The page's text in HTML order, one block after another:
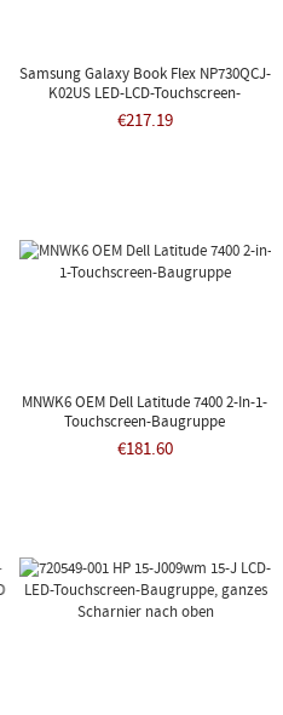
Samsung Galaxy Book Flex NP730QCJ-
K02US LED-LCD-Touchscreen-
Baugruppe FHD
€217.19
MNWK6 OEM Dell Latitude 7400 2-In-1-
Touchscreen-Baugruppe
€181.60